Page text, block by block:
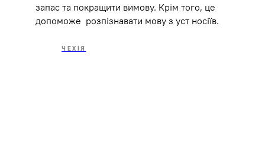
запас та покращити вимову. Крім того, це
допоможе розпізнавати мову з уст носіїв.
ЧЕХІЯ